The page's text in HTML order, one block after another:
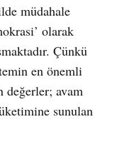
müdahale
olarak
Çünkü
en önemli
avam
sunulan